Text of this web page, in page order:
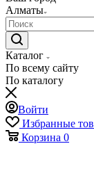
Алматы
Каталог
По всему сайту
По каталогу
Войти
Избранные
Корзина 0